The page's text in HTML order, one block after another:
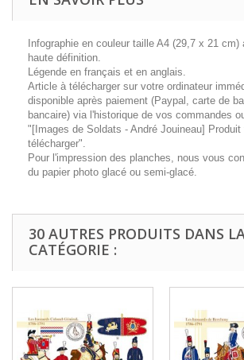
Infographie en couleur taille A4 (29,7 x 21
haute définition.
Légende en français et en anglais.
Article à télécharger sur votre ordinateur
disponible après paiement (Paypal, carte de
bancaire) via l'historique de vos commandes
"[Images de Soldats - André Jouineau] Produit
télécharger".
Pour l'impression des planches, nous vous
du papier photo glacé ou semi-glacé.
30 AUTRES PRODUITS DANS
CATÉGORIE :